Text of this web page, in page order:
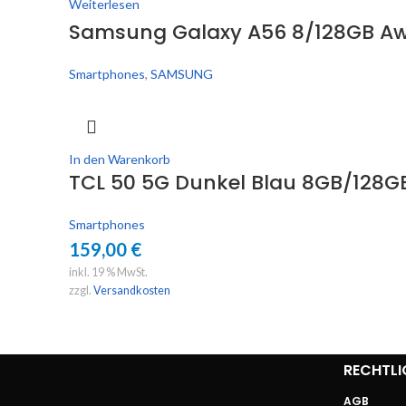
Weiterlesen
Samsung Galaxy A56 8/128GB
Smartphones, SAMSUNG
In den Warenkorb
TCL 50 5G Dunkel Blau 8GB/
Smartphones
159,00 €
inkl. 19 % MwSt.
zzgl. Versandkosten
AGB